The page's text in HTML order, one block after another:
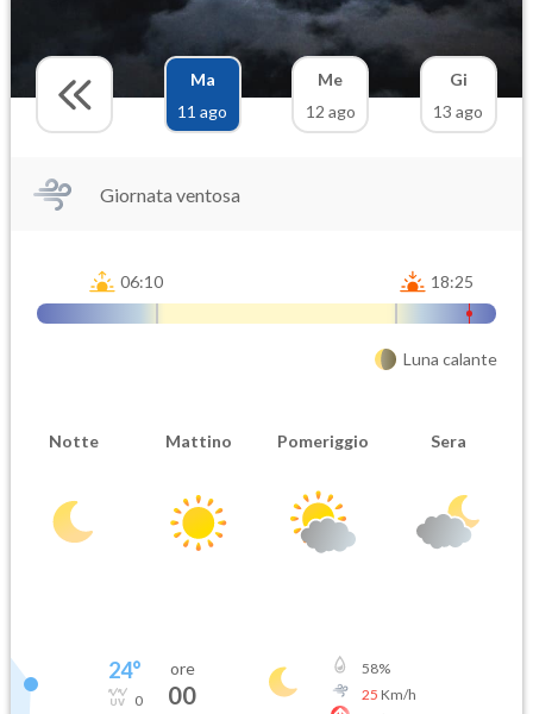
Ma
11 ago
Me
12 ago
Gi
13 ago
Giornata ventosa
06:10 18:25
Luna calante
Notte Mattino Pomeriggio Sera
24°
0
ore
00
58%
25 Km/h